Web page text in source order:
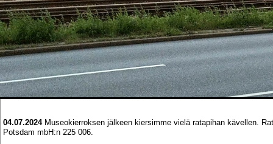
04.07.2024Museokierroksen jälkeen kiersimme vielä ratapihan kävellen.
Potsdam mbH:n 225 006.